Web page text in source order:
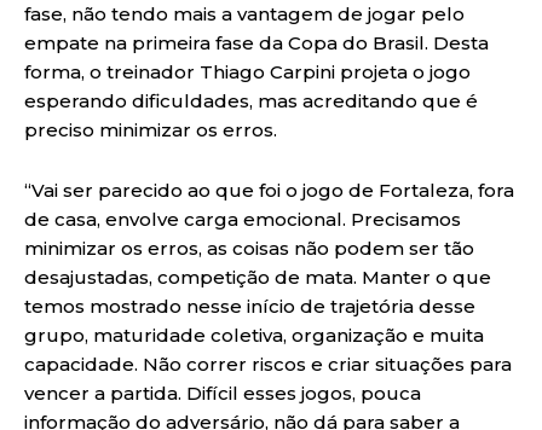
fase, não tendo mais a vantagem de jogar pelo
empate na primeira fase da Copa do Brasil. Desta
forma, o treinador Thiago Carpini projeta o jogo
esperando dificuldades, mas acreditando que é
preciso minimizar os erros.
“Vai ser parecido ao que foi o jogo de Fortaleza, fora
de casa, envolve carga emocional. Precisamos
minimizar os erros, as coisas não podem ser tão
desajustadas, competição de mata. Manter o que
temos mostrado nesse início de trajetória desse
grupo, maturidade coletiva, organização e muita
capacidade. Não correr riscos e criar situações para
vencer a partida. Difícil esses jogos, pouca
informação do adversário, não dá para saber a